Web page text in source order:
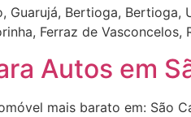
Guarujá, Bertioga, Bertioga,
Ferraz de
Autos em
mais barato em: São